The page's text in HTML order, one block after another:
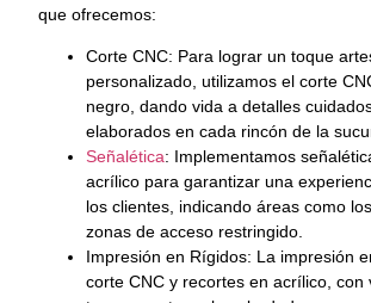
que ofrecemos:
Corte CNC: Para lograr un toque
personalizado, utilizamos el corte
negro, dando vida a detalles
elaborados en cada rincón de la
Señalética: Implementamos
acrílico para garantizar una
los clientes, indicando áreas como
zonas de acceso restringido.
Impresión en Rígidos: La impresión
corte CNC y recortes en acrílico, con